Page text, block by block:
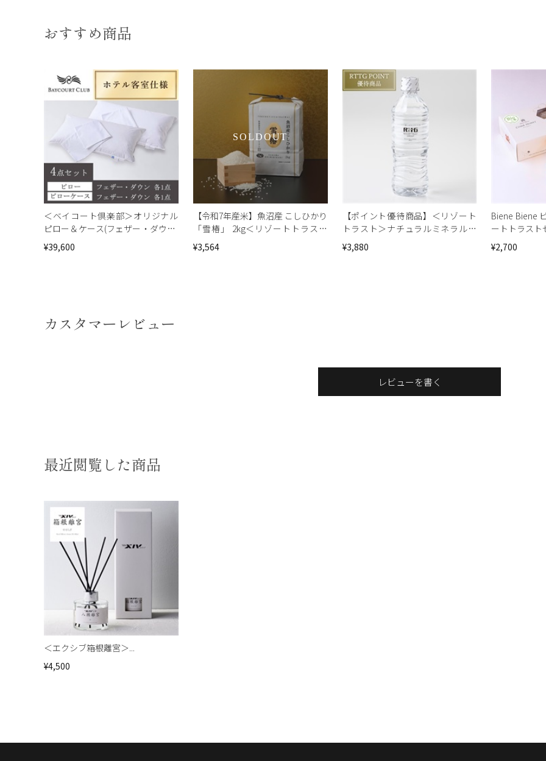
おすすめ商品
＜ベイコート倶楽部＞オリジナル
ピロー＆ケース(フェザー・ダウン)
4点セット
¥39,600
SOLDOUT
【令和7年産米】魚沼産 こしひかり
「雪椿」 2kg＜リゾートトラスト
セレクション＞
¥3,564
【ポイント優待商品】＜リゾート
トラスト＞ナチュラルミネラルウ
ォーター 1ケース（500ml ×24本）
¥3,880
Biene Biene
ートトラスト
¥2,700
カスタマーレビュー
レビューを書く
最近閲覧した商品
＜エクシブ箱根離宮＞...
¥4,500